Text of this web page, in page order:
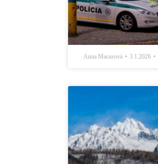
Anna Macurová 3.1.2026